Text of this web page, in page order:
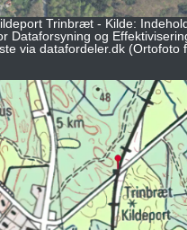
Trinbræt - Kilde:
Dataforsyning og
via datafordeler.dk (Ortofoto